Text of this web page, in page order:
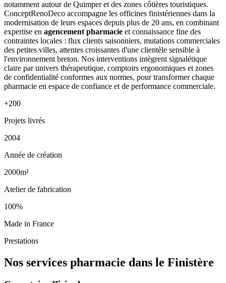
notamment autour de Quimper et des zones côtières touristiques.
ConceptRenoDeco accompagne les officines finistériennes dans la
modernisation de leurs espaces depuis plus de 20 ans, en combinant
expertise en agencement pharmacie et connaissance fine des
contraintes locales : flux clients saisonniers, mutations commerciales
des petites villes, attentes croissantes d'une clientèle sensible à
l'environnement breton. Nos interventions intègrent signalétique
claire par univers thérapeutique, comptoirs ergonomiques et zones
de confidentialité conformes aux normes, pour transformer chaque
pharmacie en espace de confiance et de performance commerciale.
+200
Projets livrés
2004
Année de création
2000m²
Atelier de fabrication
100%
Made in France
Prestations
Nos services pharmacie dans le Finistère